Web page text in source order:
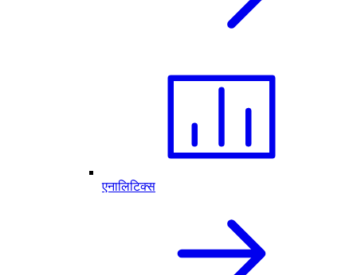
एनालिटिक्स